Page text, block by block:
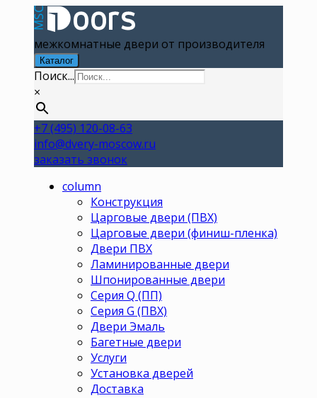
межкомнатные двери от производителя
Каталог
Поиск...
×
+7 (495) 120-08-63
info@dvery-moscow.ru
заказать звонок
column
Конструкция
Царговые двери (ПВХ)
Царговые двери (финиш-пленка)
Двери ПВХ
Ламинированные двери
Шпонированные двери
Серия Q (ПП)
Серия G (ПВХ)
Двери Эмаль
Багетные двери
Услуги
Установка дверей
Доставка